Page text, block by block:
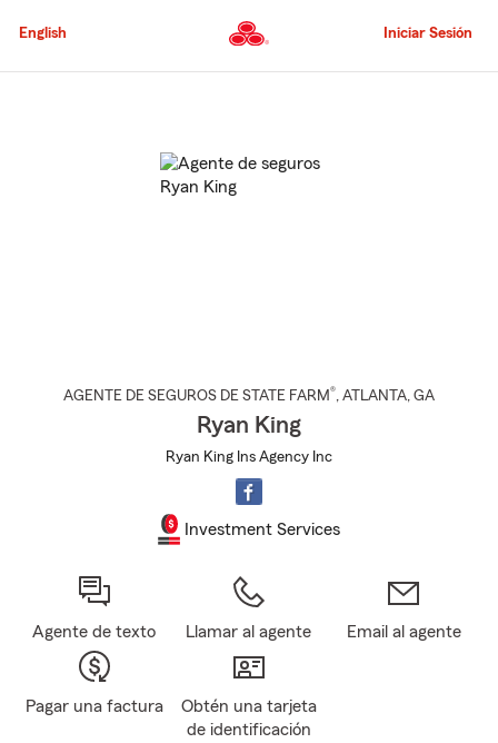
al
principal
English Iniciar Sesión
AGENTE DE SEGUROS DE STATE FARM®, ATLANTA, GA
Ryan King
Ryan King Ins Agency Inc
Investment Services
Agente de texto Llamar al agente Email al agente
Pagar una factura
Obtén una tarjeta
de identificación